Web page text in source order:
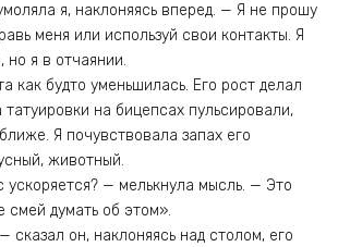
я, наклоняясь вперед. — Я не прошу
меня или используй свои контакты. Я
но я в отчаянии.
как будто уменьшилась. Его рост делал
на бицепсах пульсировали,
Я почувствовала запах его
животный.
ускоряется? — мелькнула мысль. — Это
смей думать об этом».
он, наклоняясь над столом, его